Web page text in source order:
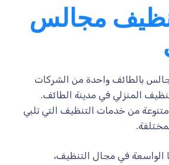
مجالس
بالطائف واحدة من الشركات
المنزلي في مدينة الطائف.
من خدمات التنظيف التي تلبي
الواسعة في مجال التنظيف،